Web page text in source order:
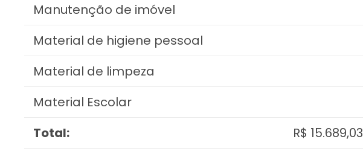
Manutenção de imóvel
Material de higiene pessoal
Material de limpeza
Material Escolar
Total:
R$ 15.689,03